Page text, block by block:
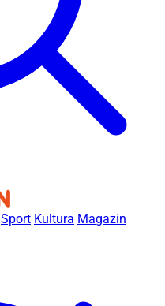
Sport Kultura Magazin